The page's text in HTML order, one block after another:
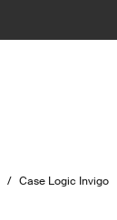
/ Case Logic Invigo